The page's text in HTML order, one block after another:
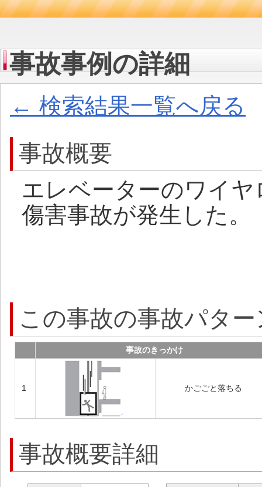
事故事例の詳細
← 検索結果一覧へ戻る
事故概要
エレベーターのワイ
傷害事故が発生した。
この事故の事故パター
事故のきっかけ
1 かごごと落ちる
事故概要詳細